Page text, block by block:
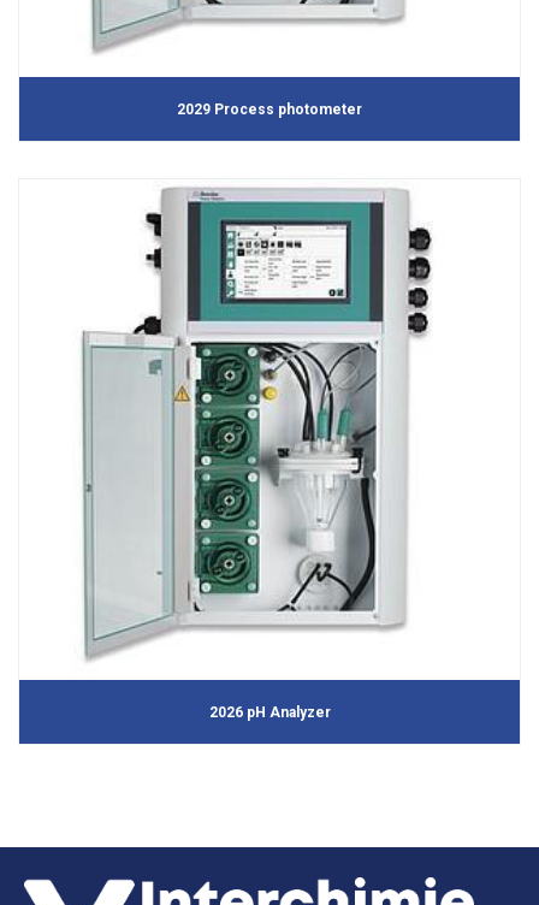
2029 Process photometer
2026 pH Analyzer